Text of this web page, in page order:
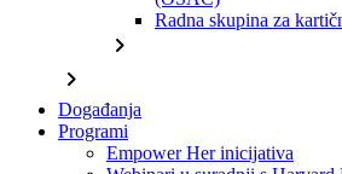
Radna skupina za
chevron_right
chevron_right
Događanja
Programi
Empower Her inicijativa